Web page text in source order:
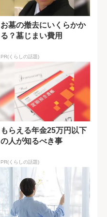
お墓の撤去にいくらかか
る？墓じまい費用
PR(くらしの話題)
もらえる年金25万円以下
の人が知るべき事
PR(くらしの話題)